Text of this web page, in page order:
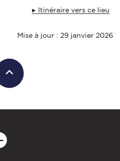
Itinéraire vers ce lieu
Mise à jour : 29 janvier 2026